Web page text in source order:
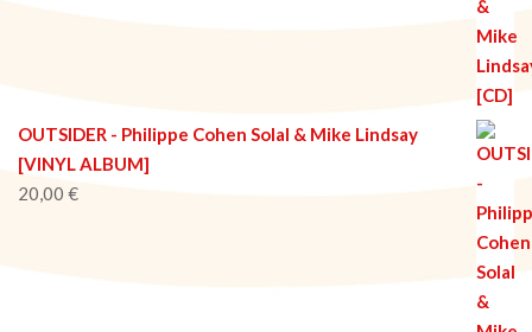
OUTSIDER - Philippe Cohen Solal & Mike Lindsay
[VINYL ALBUM]
20,00 €